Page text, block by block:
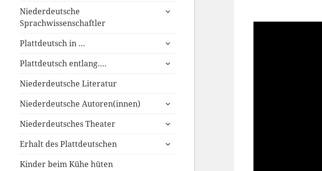
Niederdeutsche
Sprachwissenschaftler
untermenü
Plattdeutsch in …
untermenü
Plattdeutsch entlang….
untermenü
Niederdeutsche Literatur
Niederdeutsche Autoren(innen)
untermenü
Niederdeutsches Theater
untermenü
Erhalt des Plattdeutschen
untermenü
Kinder beim Kühe hüten